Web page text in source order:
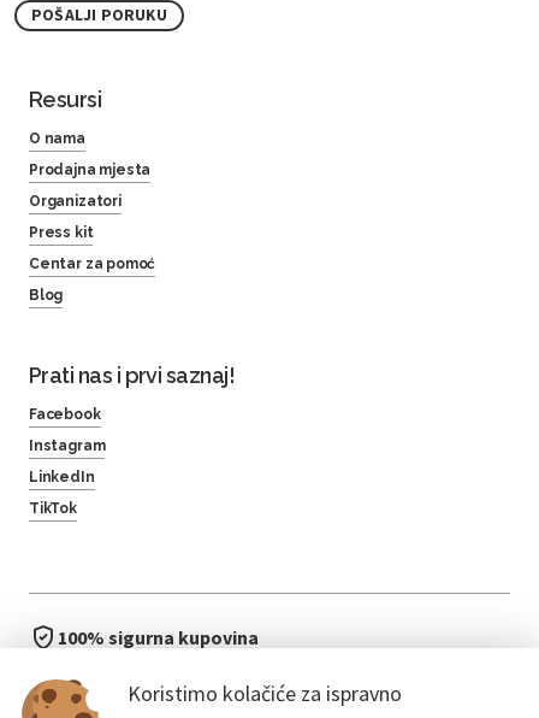
Koristimo kolačiće za ispravno
POŠALJI PORUKU
Resursi
O nama
Prodajna mjesta
Organizatori
Press kit
Centar za pomoć
Blog
Prati nas i prvi saznaj!
Facebook
Instagram
LinkedIn
TikTok
100% sigurna kupovina
bez čekanja u redu